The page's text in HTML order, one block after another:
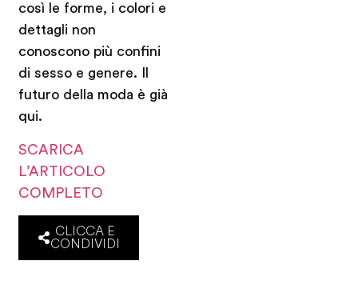
così le forme, i colori e
dettagli non
conoscono più confini
di sesso e genere. Il
futuro della moda è già
qui.
SCARICA
L’ARTICOLO
COMPLETO
CLICCA E
CONDIVIDI